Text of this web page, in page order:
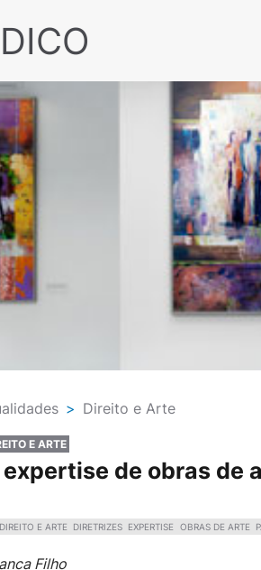
> Direito e Arte
E ARTE
de obras de
DIREITO E ARTE DIRETRIZES EXPERTISE OBRAS DE ARTE
Filho